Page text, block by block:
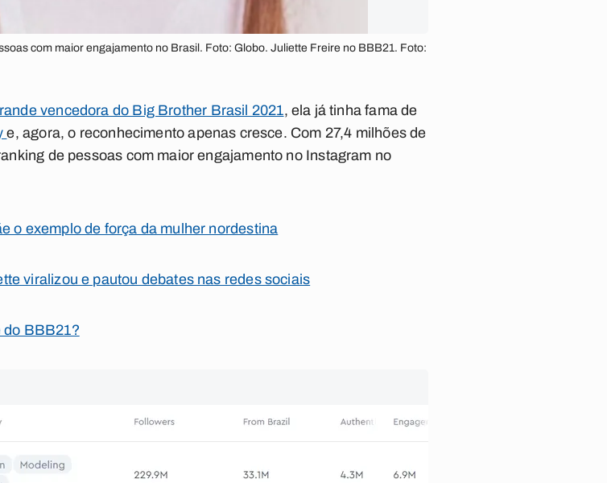
com maior engajamento no Brasil. Foto: Globo. Juliette Freire no BBB21. Foto:
vencedora do Big Brother Brasil 2021, ela já tinha fama de
e, agora, o reconhecimento apenas cresce. Com 27,4 milhões de
de pessoas com maior engajamento no Instagram no
o exemplo de força da mulher nordestina
viralizou e pautou debates nas redes sociais
do BBB21?